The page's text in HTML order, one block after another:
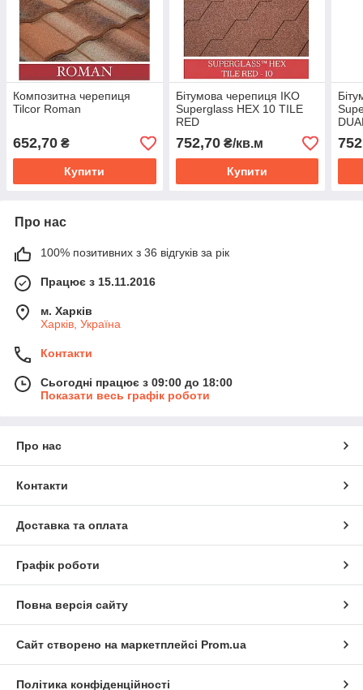
Композитна черепиця
Tilcor Roman
652,70 ₴
Купити
Бітумова черепиця IKO
Superglass HEX 10 TILE
RED
752,70₴/кв.м
Купити
Про нас
100% позитивних з 36 відгуків за рік
Працює з 15.11.2016
м. Харків
Харків, Україна
Контакти
Сьогодні працює з 09:00 до 18:00
Показати весь графік роботи
Про нас
Контакти
Доставка та оплата
Графік роботи
Повна версія сайту
Сайт створено на маркетплейсі Prom.ua
Політика конфіденційності